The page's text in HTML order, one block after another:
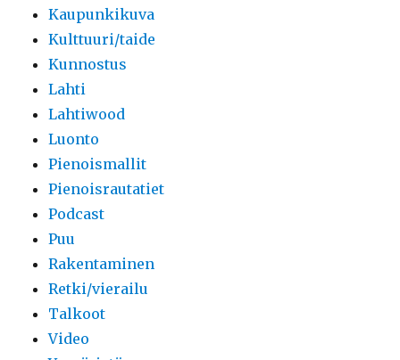
Kaupunkikuva
Kulttuuri/taide
Kunnostus
Lahti
Lahtiwood
Luonto
Pienoismallit
Pienoisrautatiet
Podcast
Puu
Rakentaminen
Retki/vierailu
Talkoot
Video